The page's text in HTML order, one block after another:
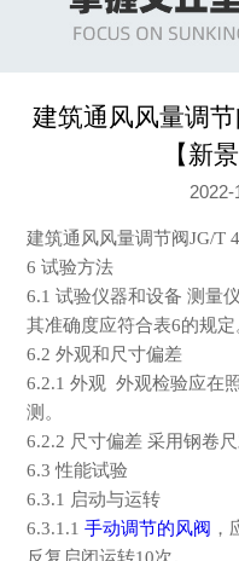
建筑通风风量调
【新
2022-
建筑通风风量调节阀JG/T
6 试验方法
6.1 试验仪器和设备 测量
其准确度应符合表6的规定
6.2 外观和尺寸偏差
6.2.1 外观 外观检验应在
测。
6.2.2 尺寸偏差 采用钢卷
6.3性能试验
6.3.1 启动与运转
6.3.1.1 手动调节的风阀
反复启闭运转10次。